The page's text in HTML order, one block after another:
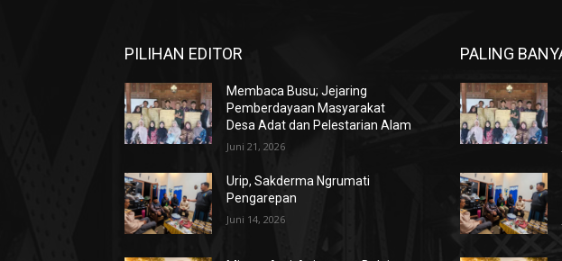
PILIHAN EDITOR
Membaca Busu; Jejaring
Pemberdayaan Masyarakat
Desa Adat dan Pelestarian Alam
Juni 21, 2026
Urip, Sakderma Ngrumati
Pengarepan
Juni 14, 2026
PALING